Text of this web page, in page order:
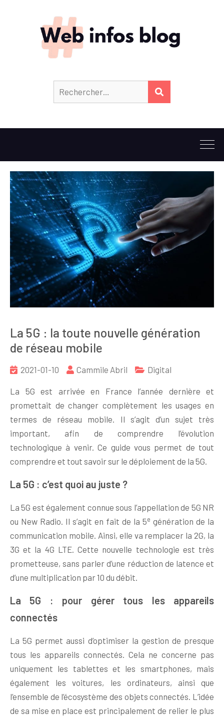
La 5G : la toute nouvelle génération
de réseau mobile
2021-01-10 Cammile Abril Digital
La 5G est arrivée en France l’année dernière et
promettait de changer complètement les usages en
termes de réseau mobile. Il s’agit d’un sujet très
important, afin de comprendre l’évolution
technologique à venir. Ce guide vous permet de tout
comprendre et tout savoir sur le déploiement de la 5G.
La 5G : c’est quoi au juste ?
La 5G est également connue sous l’appellation de 5G NR
ou New Radio. Il s’agit en fait de la 5e génération de la
communication mobile. Ainsi, elle va remplacer la 2G, la
3G et la 4G LTE. Cette nouvelle technologie est très
prometteuse, sans parler d’une réduction de latence et
d’une multiplication par 10 du débit.
La 5G : pour gérer tous les appareils
connectés
La 5G permet aussi d’optimiser la gestion de presque
tous les appareils connectés. Cela ne concerne pas
uniquement les tablettes et les smartphones, mais
également les voitures, les ordinateurs, ainsi que
l’ensemble de l’écosystème des objets connectés. L’idée
de sa mise en place est principalement de relier le plus